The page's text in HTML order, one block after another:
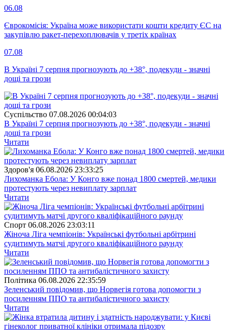
06.08
Єврокомісія: Україна може використати кошти кредиту ЄС на
закупівлю ракет-перехоплювачів у третіх країнах
07.08
В Україні 7 серпня прогнозують до +38°, подекуди - значні
дощі та грози
Суспiльство 07.08.2026 00:04:03
В Україні 7 серпня прогнозують до +38°, подекуди - значні
дощі та грози
Читати
Здоров'я 06.08.2026 23:33:25
Лихоманка Ебола: У Конго вже понад 1800 смертей, медики
протестують через невиплату зарплат
Читати
Спорт 06.08.2026 23:03:11
Жіноча Ліга чемпіонів: Українські футбольні арбітрині
судитимуть матчі другого кваліфікаційного раунду
Читати
Полiтика 06.08.2026 22:35:59
Зеленський повідомив, що Норвегія готова допомогти з
посиленням ППО та антибалістичного захисту
Читати